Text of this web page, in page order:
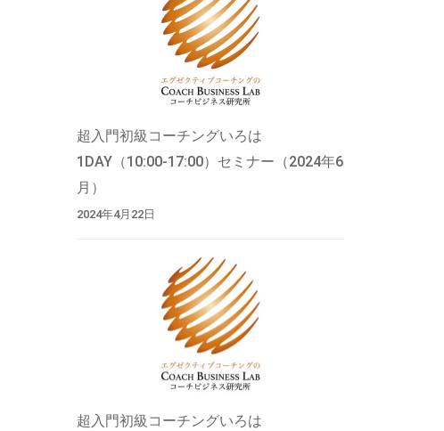
超入門初級コーチングいろは
1DAY（10:00-17:00）セミナー（2024年6
月）
2024年4月22日
超入門初級コーチングいろは